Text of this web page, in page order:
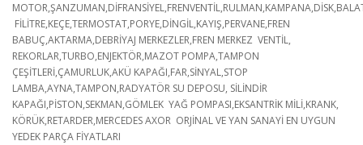
MOTOR,ŞANZUMAN,DİFRANSİYEL,FREN
FİLİTRE,KEÇE,TERMOSTAT,PORYE,DİNGİL,KAYIŞ,PERVANE,FREN
BABUÇ,AKTARMA,DEBRİYAJ MERKEZLER,FREN MERKEZ VENTİL,
REKORLAR,TURBO,ENJEKTÖR,MAZOT POMPA,TAMPON
ÇEŞİTLERİ,ÇAMURLUK,AKÜ KAPAĞI,FAR,SİNYAL,STOP
LAMBA,AYNA,TAMPON,RADYATÖR SU DEPOSU, SİLİNDİR
KAPAĞI,PİSTON,SEKMAN,GÖMLEK YAĞ POMPASI,EKSANTRİK MİLİ,KRANK,
KÖRÜK,RETARDER,MERCEDES AXOR ORJİNAL VE YAN SANAYİ EN UYGUN
YEDEK PARÇA FİYATLARI